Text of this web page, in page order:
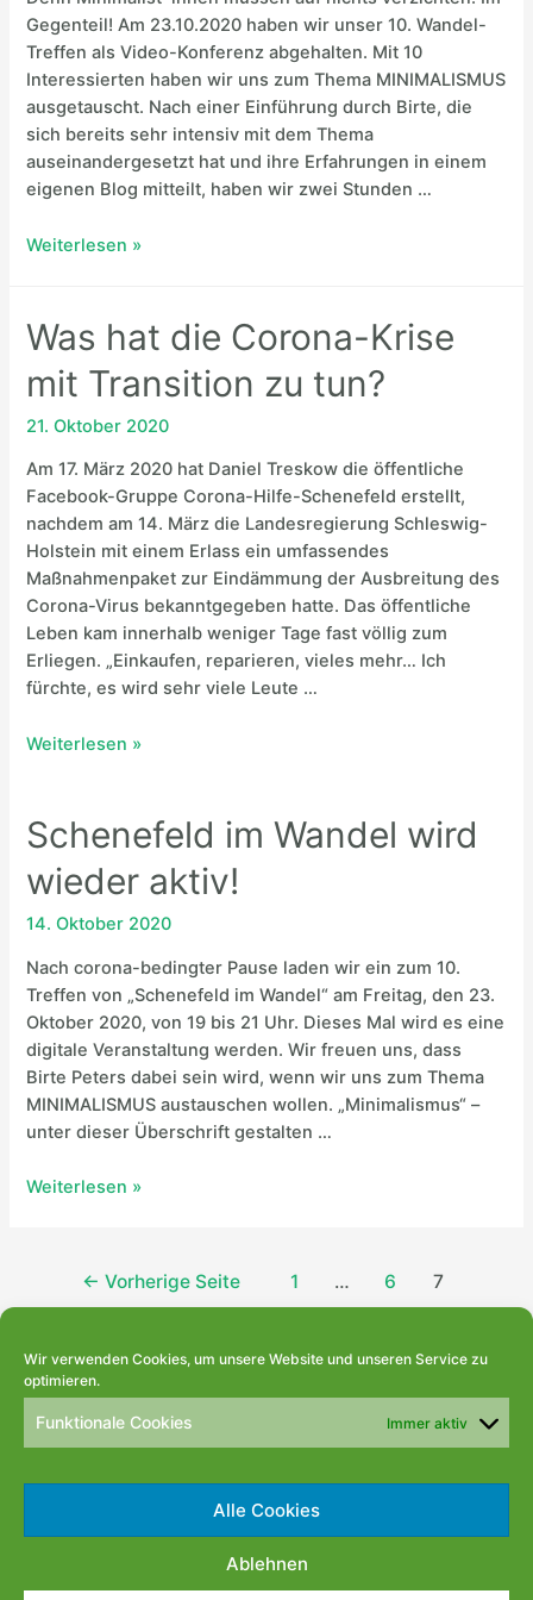
Wir verwenden Cookies, um unsere Website und unseren Service zu
optimieren.
Funktionale Cookies Immer aktiv
Alle Cookies
Ablehnen
Gegenteil! Am 23.10.2020 haben wir unser 10. Wandel-
Treffen als Video-Konferenz abgehalten. Mit 10
Interessierten haben wir uns zum Thema MINIMALISMUS
ausgetauscht. Nach einer Einführung durch Birte, die
sich bereits sehr intensiv mit dem Thema
auseinandergesetzt hat und ihre Erfahrungen in einem
eigenen Blog mitteilt, haben wir zwei Stunden …
Minimalismus
Weiterlesen »
Was hat die Corona-Krise
mit Transition zu tun?
21. Oktober 2020
Am 17. März 2020 hat Daniel Treskow die öffentliche
Facebook-Gruppe Corona-Hilfe-Schenefeld erstellt,
nachdem am 14. März die Landesregierung Schleswig-
Holstein mit einem Erlass ein umfassendes
Maßnahmenpaket zur Eindämmung der Ausbreitung des
Corona-Virus bekanntgegeben hatte. Das öffentliche
Leben kam innerhalb weniger Tage fast völlig zum
Erliegen. „Einkaufen, reparieren, vieles mehr… Ich
fürchte, es wird sehr viele Leute …
Was
Corona-
Krise
mit
zu
tun?
Weiterlesen »
Schenefeld im Wandel wird
wieder aktiv!
14. Oktober 2020
Nach corona-bedingter Pause laden wir ein zum 10.
Treffen von „Schenefeld im Wandel“ am Freitag, den 23.
Oktober 2020, von 19 bis 21 Uhr. Dieses Mal wird es eine
digitale Veranstaltung werden. Wir freuen uns, dass
Birte Peters dabei sein wird, wenn wir uns zum Thema
MINIMALISMUS austauschen wollen. „Minimalismus“ –
unter dieser Überschrift gestalten …
Schenefeld
Weiterlesen »
Seitennummerierung
der
Beiträge
← Vorherige Seite 1 … 6 7
Datenschutz
Impressum